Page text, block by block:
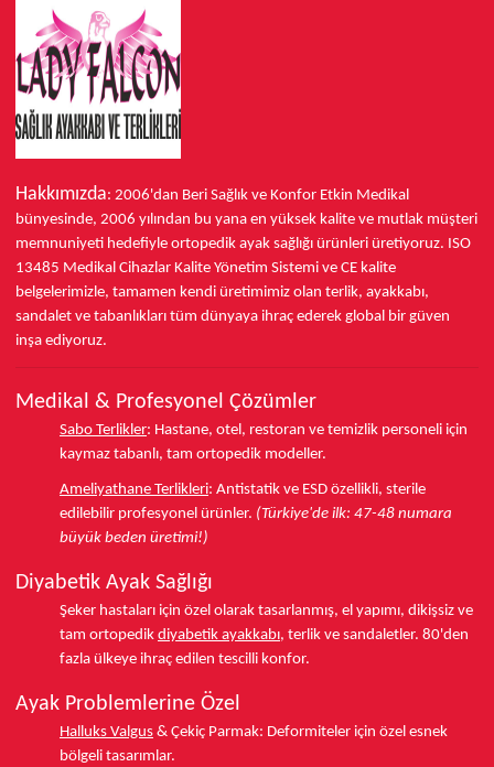
Hakkımızda: 2006'dan Beri Sağlık ve Konfor Etkin Medikal
bünyesinde, 2006 yılından bu yana en yüksek kalite ve mutlak müşteri
memnuniyeti hedefiyle ortopedik ayak sağlığı ürünleri üretiyoruz. ISO
13485 Medikal Cihazlar Kalite Yönetim Sistemi ve CE kalite
belgelerimizle, tamamen kendi üretimimiz olan terlik, ayakkabı,
sandalet ve tabanlıkları tüm dünyaya ihraç ederek global bir güven
inşa ediyoruz.
Medikal & Profesyonel Çözümler
Sabo Terlikler: Hastane, otel, restoran ve temizlik personeli için
kaymaz tabanlı, tam ortopedik modeller.
Ameliyathane Terlikleri: Antistatik ve ESD özellikli, sterile
edilebilir profesyonel ürünler. (Türkiye'de ilk: 47-48 numara
büyük beden üretimi!)
Diyabetik Ayak Sağlığı
Şeker hastaları için özel olarak tasarlanmış, el yapımı, dikişsiz ve
tam ortopedik diyabetik ayakkabı, terlik ve sandaletler. 80'den
fazla ülkeye ihraç edilen tescilli konfor.
Ayak Problemlerine Özel
Halluks Valgus & Çekiç Parmak: Deformiteler için özel esnek
bölgeli tasarımlar.